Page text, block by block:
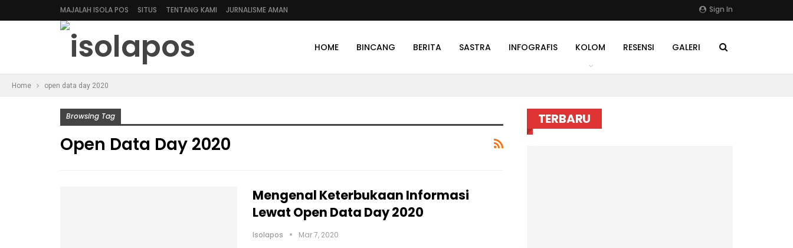
Sign In
MAJALAH ISOLA POS SITUS TENTANG KAMI JURNALISME AMAN
HOME BINCANG BERITA SASTRA INFOGRAFIS KOLOM RESENSI GALERI
Home open data day 2020
Browsing Tag
Open Data Day 2020
Mengenal Keterbukaan Informasi
Lewat Open Data Day 2020
Isolapos Mar 7, 2020
TERBARU